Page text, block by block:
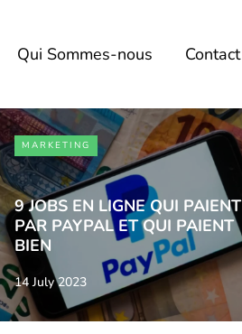
Qui Sommes-nous Contact
MARKETING
9 JOBS EN LIGNE QUI PAIENT
PAR PAYPAL ET QUI PAIENT
BIEN
14 July 2023